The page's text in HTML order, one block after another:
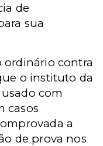
de
sua
ordinário contra
o instituto da
com
casos
a
de prova nos